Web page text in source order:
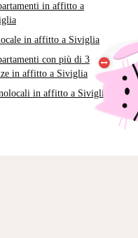
in affitto a
in affitto a Siviglia
con più di 3
in affitto a Siviglia
in affitto a Siviglia